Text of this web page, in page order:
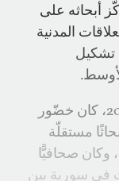
أبحاثه على
المدنية
تشكيل
قبل انضمامه إلى كارنيغي في العام 2014، كان خضّور
مستقلّة
صحافيًّا
في سورية بين